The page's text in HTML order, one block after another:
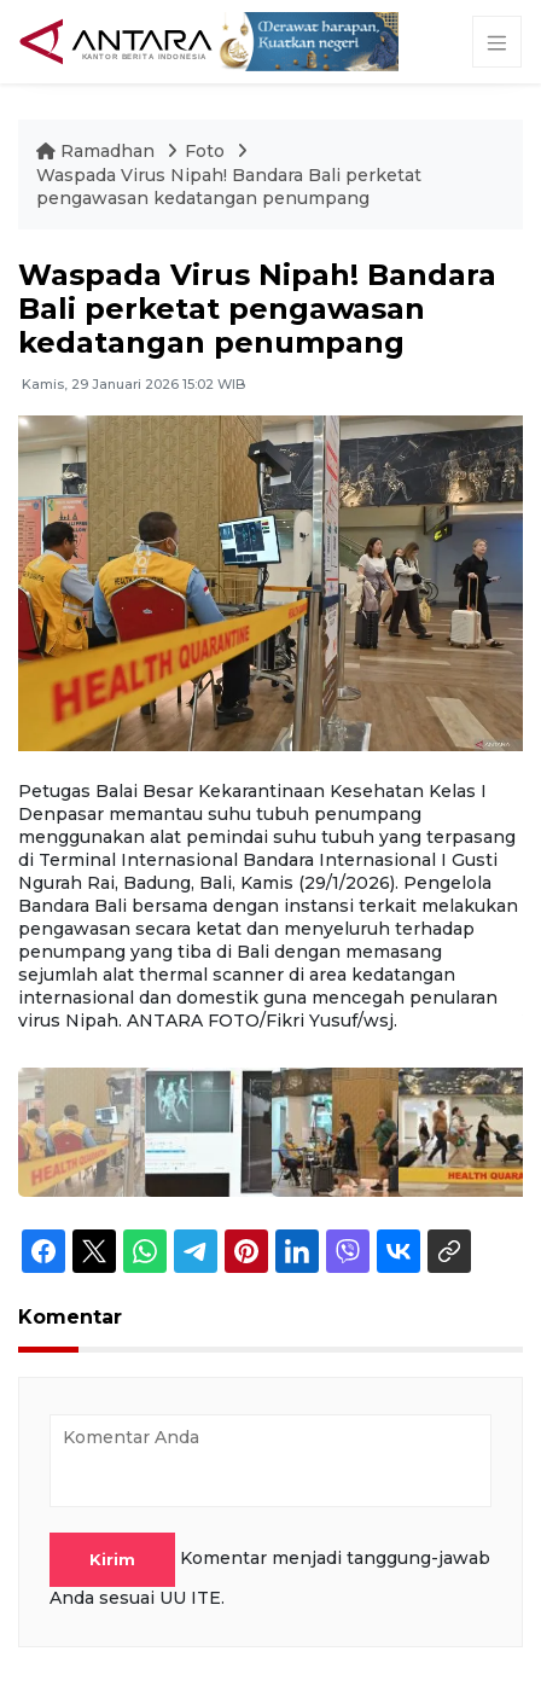
Ramadhan
Foto
Waspada Virus Nipah! Bandara Bali perketat
pengawasan kedatangan penumpang
Waspada Virus Nipah! Bandara
Bali perketat pengawasan
kedatangan penumpang
Kamis, 29 Januari 2026 15:02 WIB
Petugas Balai Besar Kekarantinaan Kesehatan Kelas I
Denpasar memantau suhu tubuh penumpang
menggunakan alat pemindai suhu tubuh yang terpasang
di Terminal Internasional Bandara Internasional I Gusti
Ngurah Rai, Badung, Bali, Kamis (29/1/2026). Pengelola
Bandara Bali bersama dengan instansi terkait melakukan
pengawasan secara ketat dan menyeluruh terhadap
penumpang yang tiba di Bali dengan memasang
sejumlah alat thermal scanner di area kedatangan
internasional dan domestik guna mencegah penularan
virus Nipah. ANTARA FOTO/Fikri Yusuf/wsj.
Komentar
Kirim
Komentar menjadi tanggung-jawab
Anda sesuai UU ITE.